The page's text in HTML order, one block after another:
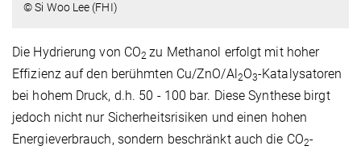
© Si Woo Lee (FHI)
Die Hydrierung von CO2zu Methanol erfolgt mit hoher
Effizienz auf den berühmten Cu/ZnO/Al2O3-Katalysatoren
bei hohem Druck, d.h. 50 - 100 bar. Diese Synthese birgt
jedoch nicht nur Sicherheitsrisiken und einen hohen
Energieverbrauch, sondern beschränkt auch die CO2-